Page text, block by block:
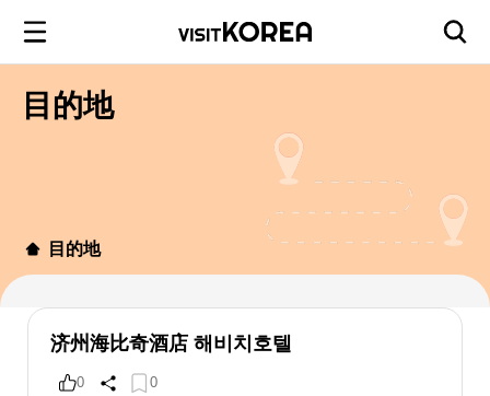
目的地
目的地
济州海比奇酒店 해비치호텔
0 0